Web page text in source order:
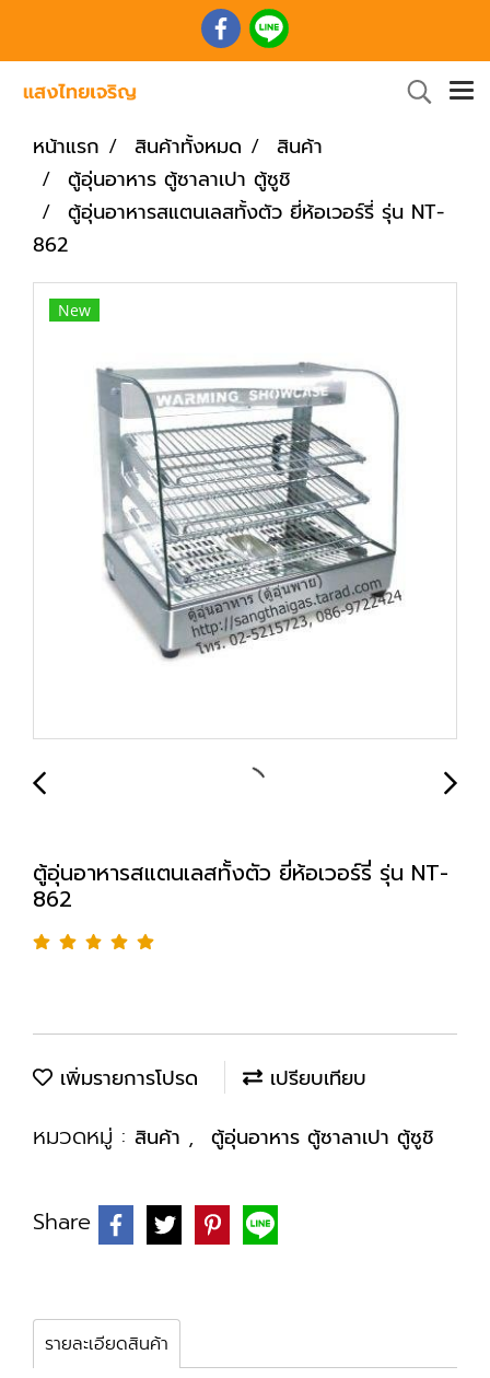
หน้าแรก สินค้าทั้งหมด
สินค้า
ตู้อุ่นอาหาร ตู้ซาลาเปา ตู้ซูชิ
ตู้อุ่นอาหารสแตนเลสทั้งตัว ยี่ห้อเวอร์รี่ รุ่น NT-
862
New
ตู้อุ่นอาหารสแตนเลสทั้งตัว ยี่ห้อเวอร์รี่ รุ่น NT-
862
เพิ่มรายการโปรด เปรียบเทียบ
หมวดหมู่ : สินค้า , ตู้อุ่นอาหาร ตู้ซาลาเปา ตู้ซูชิ
Share
รายละเอียดสินค้า